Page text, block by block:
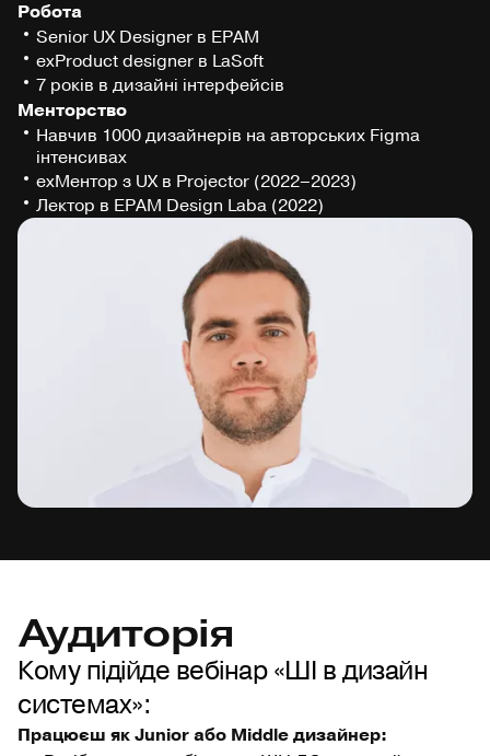
Робота
Senior UX Designer в EPAM
exProduct designer в LaSoft
7 років в дизайні інтерфейсів
Менторство
Навчив 1000 дизайнерів на авторських Figma
інтенсивах
exМентор з UX в Projector (2022–2023)
Лектор в EPAM Design Laba (2022)
Аудиторія
Кому підійде вебінар «ШІ в дизайн
системах»:
Працюєш як Junior або Middle дизайнер: